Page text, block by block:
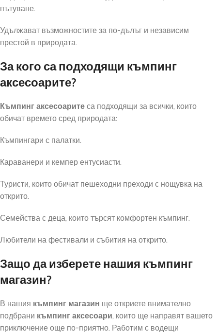
пътуване.
Удължават възможностите за по-дълъг и независим
престой в природата.
За кого са подходящи къмпинг
аксесоарите?
Къмпинг аксесоарите са подходящи за всички, които
обичат времето сред природата:
Къмпингари с палатки.
Караванери и кемпер ентусиасти.
Туристи, които обичат пешеходни преходи с нощувка на
открито.
Семейства с деца, които търсят комфортен къмпинг.
Любители на фестивали и събития на открито.
Защо да изберете нашия къмпинг
магазин?
В нашия къмпинг магазин ще откриете внимателно
подбрани къмпинг аксесоари, които ще направят вашето
приключение още по-приятно. Работим с водещи